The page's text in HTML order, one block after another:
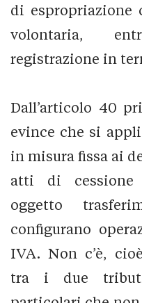
di espropriazione
volontaria,
registrazione in
Dall’articolo 40
evince che si
in misura fissa ai
atti di cessione
oggetto
configurano
IVA. Non c’è,
tra i due